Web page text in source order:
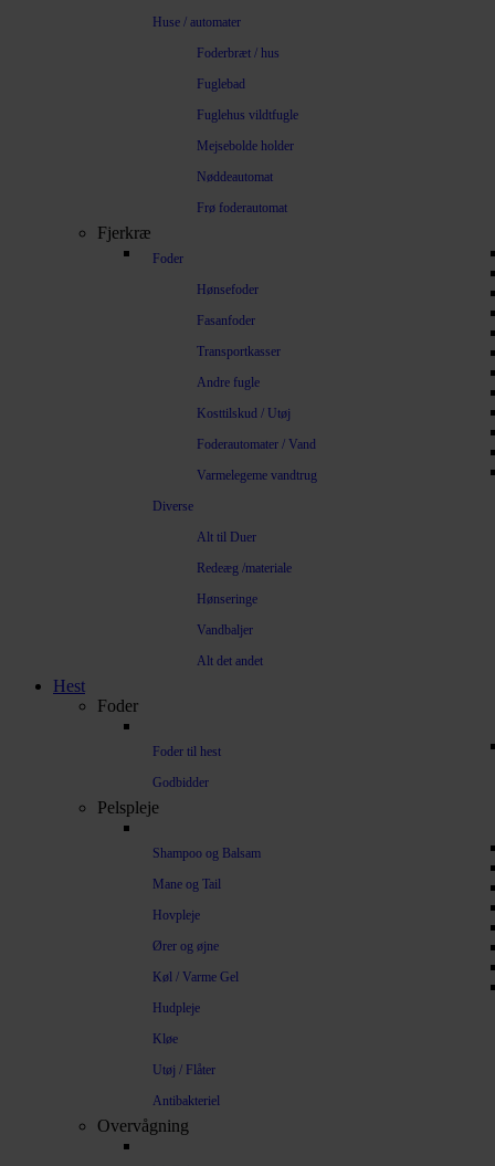
Huse / automater
Foderbræt / hus
Fuglebad
Fuglehus vildtfugle
Mejsebolde holder
Nøddeautomat
Frø foderautomat
Fjerkræ
Foder
Hønsefoder
Fasanfoder
Transportkasser
Andre fugle
Kosttilskud / Utøj
Foderautomater / Vand
Varmelegeme vandtrug
Diverse
Alt til Duer
Redeæg /materiale
Hønseringe
Vandbaljer
Alt det andet
Hest
Foder
Foder til hest
Godbidder
Pelspleje
Shampoo og Balsam
Mane og Tail
Hovpleje
Ører og øjne
Køl / Varme Gel
Hudpleje
Kløe
Utøj / Flåter
Antibakteriel
Overvågning